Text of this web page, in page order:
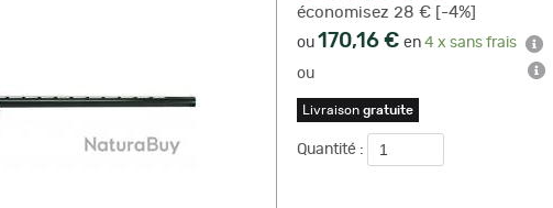
économisez 28 € [-4%]
ou 170,16 € en 4 x sans frais
ou
Livraison gratuite
Quantité :